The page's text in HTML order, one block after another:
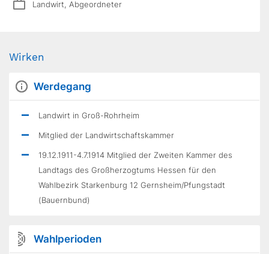
Landwirt, Abgeordneter
Wirken
Werdegang
Landwirt in Groß-Rohrheim
Mitglied der Landwirtschaftskammer
19.12.1911-4.7.1914 Mitglied der Zweiten Kammer des
Landtags des Großherzogtums Hessen für den
Wahlbezirk Starkenburg 12 Gernsheim/Pfungstadt
(Bauernbund)
Wahlperioden